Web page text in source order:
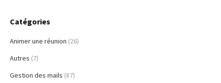
Catégories
Animer une réunion (26)
Autres (7)
Gestion des mails (87)